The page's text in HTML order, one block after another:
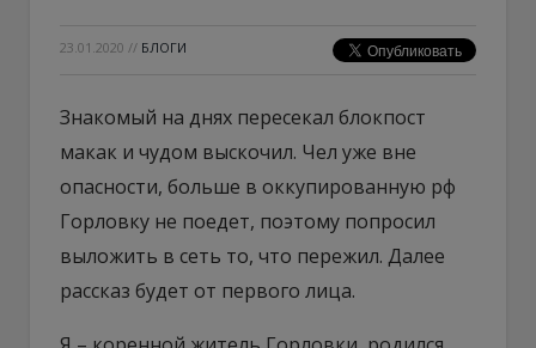
23.01.2020 // БЛОГИ
Знакомый на днях пересекал блокпост
макак и чудом выскочил. Чел уже вне
опасности, больше в оккупированную рф
Горловку не поедет, поэтому попросил
выложить в сеть то, что пережил. Далее
рассказ будет от первого лица.